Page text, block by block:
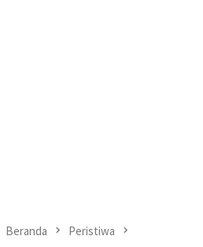
Beranda Peristiwa